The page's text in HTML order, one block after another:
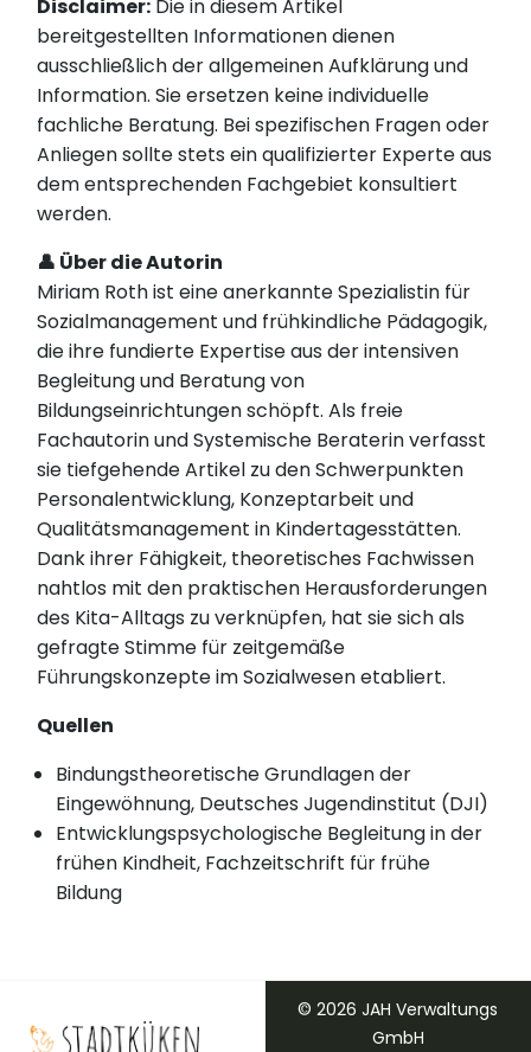
Disclaimer: Die in diesem Artikel
bereitgestellten Informationen dienen
ausschließlich der allgemeinen Aufklärung und
Information. Sie ersetzen keine individuelle
fachliche Beratung. Bei spezifischen Fragen oder
Anliegen sollte stets ein qualifizierter Experte aus
dem entsprechenden Fachgebiet konsultiert
werden.
👤 Über die Autorin
Miriam Roth ist eine anerkannte Spezialistin für
Sozialmanagement und frühkindliche Pädagogik,
die ihre fundierte Expertise aus der intensiven
Begleitung und Beratung von
Bildungseinrichtungen schöpft. Als freie
Fachautorin und Systemische Beraterin verfasst
sie tiefgehende Artikel zu den Schwerpunkten
Personalentwicklung, Konzeptarbeit und
Qualitätsmanagement in Kindertagesstätten.
Dank ihrer Fähigkeit, theoretisches Fachwissen
nahtlos mit den praktischen Herausforderungen
des Kita-Alltags zu verknüpfen, hat sie sich als
gefragte Stimme für zeitgemäße
Führungskonzepte im Sozialwesen etabliert.
Quellen
Bindungstheoretische Grundlagen der
Eingewöhnung, Deutsches Jugendinstitut (DJI)
Entwicklungspsychologische Begleitung in der
frühen Kindheit, Fachzeitschrift für frühe
Bildung
© 2026 JAH Verwaltungs
GmbH